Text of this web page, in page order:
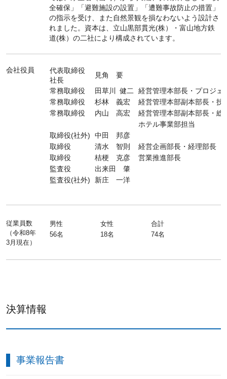
全確保」「避難施設の設置」「遭難事故防止の措置」
の指示を受け、また自然景観を損なわないよう設計さ
れました。資本は、立山黒部貫光(株）・富山地方鉄
道(株）の二社により構成されています。
会社役員
代表取締役
社長
見角 要
常務取締役 田草川 健二
経営管理本部長・プロジェ
常務取締役
杉林 義宏
経営管理本部副本部長・技
常務取締役
内山 高宏
経営管理本部副本部長・総
ホテル事業部担当
取締役(社外)
中田 邦彦
取締役
清水 智則
経営企画部長・経理部長
取締役
桔梗 克彦
営業推進部長
監査役
出来田 肇
監査役(社外)
新庄 一洋
従業員数
（令和8年
3月現在）
男性 女性
合計
56名
18名 74名
決算情報
事業報告書